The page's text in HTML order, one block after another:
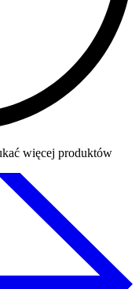
więcej produktów